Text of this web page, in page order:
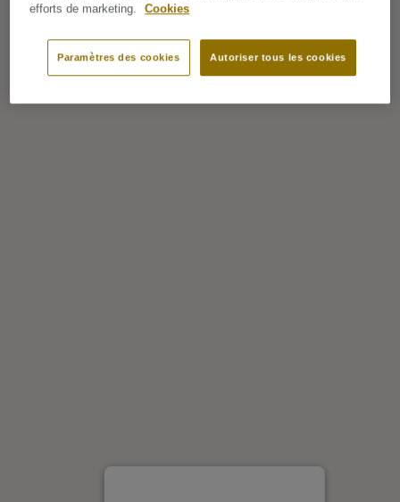
efforts de marketing.
Cookies
Paramètres des cookies Autoriser tous les cookies